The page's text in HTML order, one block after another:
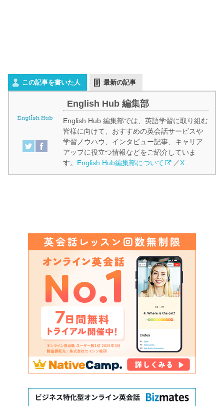
この記事を書いた人 最新の記事
English Hub 編集部
English Hub 編集部では、英語学習に取り組む
皆様に向けて、おすすめの英会話サービスや
学習ノウハウ、インタビュー記事、キャリア
アップに役立つ情報などをご紹介していま
す。 English Hub編集部について ／X